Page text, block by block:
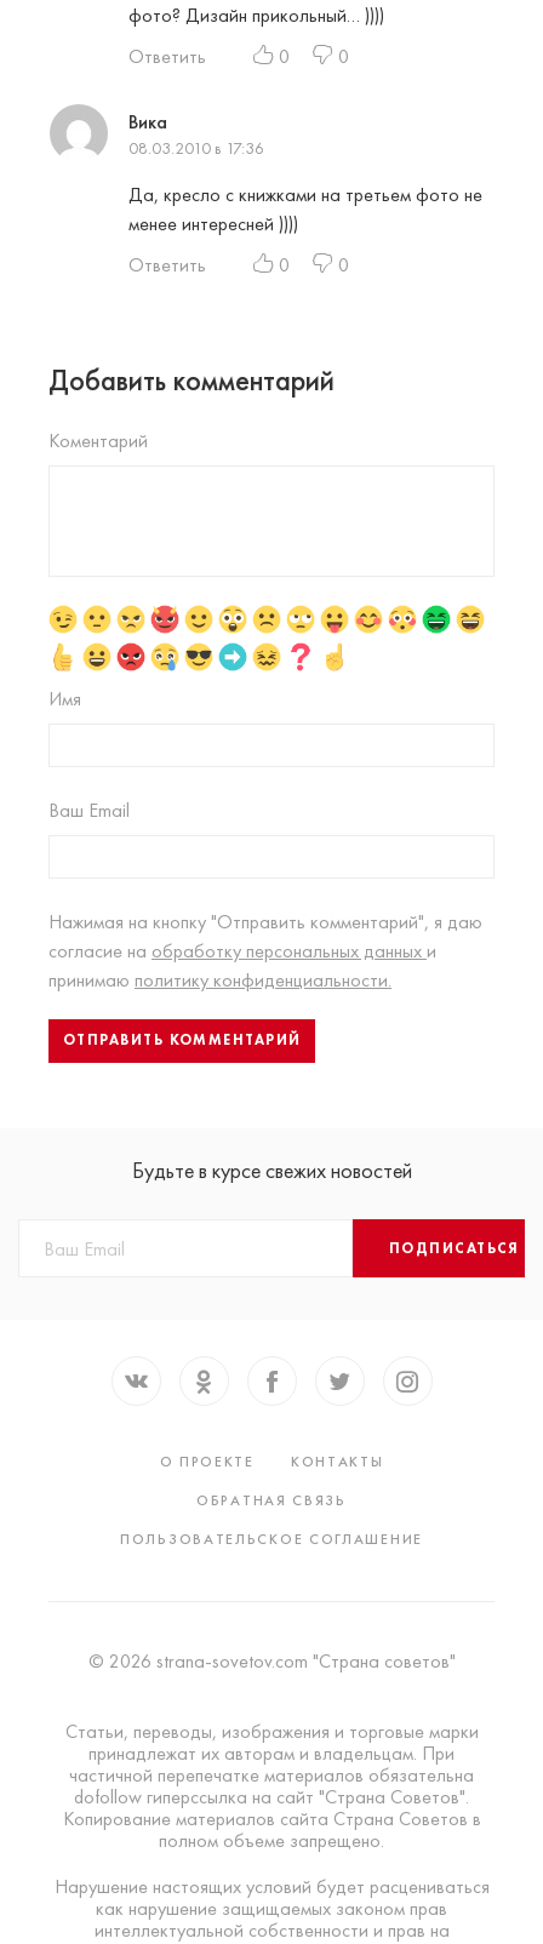
фото? Дизайн прикольный… ))))
Ответить
0 0
Вика
08.03.2010 в 17:36
Да, кресло с книжками на третьем фото не
менее интересней ))))
Ответить
0 0
Добавить комментарий
Коментарий
Имя
Ваш Email
Нажимая на кнопку "Отправить комментарий", я даю
согласие на обработку персональных данных и
принимаю политику конфиденциальности.
Будьте в курсе свежих новостей
ПОДПИСАТЬСЯ
О ПРОЕКТЕ
КОНТАКТЫ
ОБРАТНАЯ СВЯЗЬ
ПОЛЬЗОВАТЕЛЬСКОЕ СОГЛАШЕНИЕ
© 2026 strana-sovetov.com "Страна советов"
Статьи, переводы, изображения и торговые марки
принадлежат их авторам и владельцам. При
частичной перепечатке материалов обязательна
dofollow гиперссылка на сайт "Страна Советов".
Копирование материалов сайта Страна Советов в
полном объеме запрещено.
Нарушение настоящих условий будет расцениваться
как нарушение защищаемых законом прав
интеллектуальной собственности и прав на